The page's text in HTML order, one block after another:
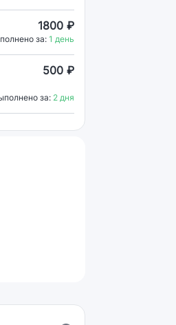
1800 ₽
за: 1 день
500 ₽
за: 2 дня